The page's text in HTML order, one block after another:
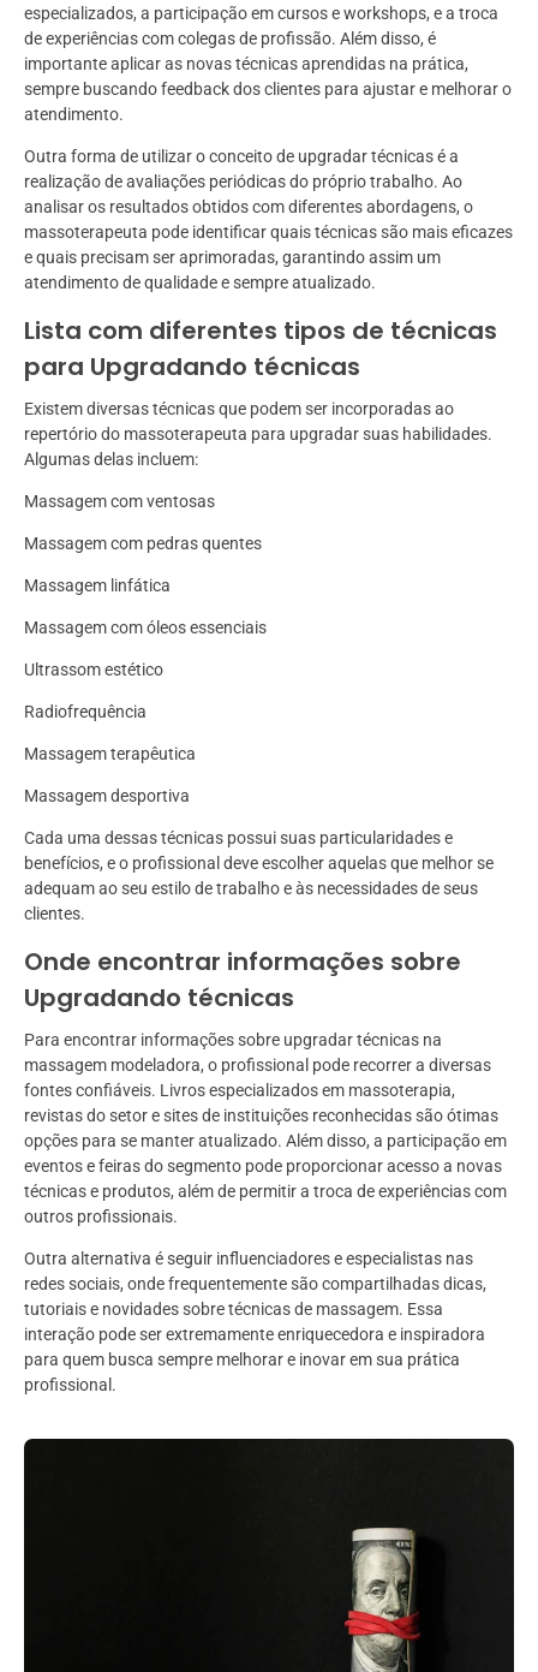
especializados, a participação em cursos e workshops, e a troca
de experiências com colegas de profissão. Além disso, é
importante aplicar as novas técnicas aprendidas na prática,
sempre buscando feedback dos clientes para ajustar e melhorar o
atendimento.
Outra forma de utilizar o conceito de upgradar técnicas é a
realização de avaliações periódicas do próprio trabalho. Ao
analisar os resultados obtidos com diferentes abordagens, o
massoterapeuta pode identificar quais técnicas são mais eficazes
e quais precisam ser aprimoradas, garantindo assim um
atendimento de qualidade e sempre atualizado.
Lista com diferentes tipos de técnicas
para Upgradando técnicas
Existem diversas técnicas que podem ser incorporadas ao
repertório do massoterapeuta para upgradar suas habilidades.
Algumas delas incluem:
Massagem com ventosas
Massagem com pedras quentes
Massagem linfática
Massagem com óleos essenciais
Ultrassom estético
Radiofrequência
Massagem terapêutica
Massagem desportiva
Cada uma dessas técnicas possui suas particularidades e
benefícios, e o profissional deve escolher aquelas que melhor se
adequam ao seu estilo de trabalho e às necessidades de seus
clientes.
Onde encontrar informações sobre
Upgradando técnicas
Para encontrar informações sobre upgradar técnicas na
massagem modeladora, o profissional pode recorrer a diversas
fontes confiáveis. Livros especializados em massoterapia,
revistas do setor e sites de instituições reconhecidas são ótimas
opções para se manter atualizado. Além disso, a participação em
eventos e feiras do segmento pode proporcionar acesso a novas
técnicas e produtos, além de permitir a troca de experiências com
outros profissionais.
Outra alternativa é seguir influenciadores e especialistas nas
redes sociais, onde frequentemente são compartilhadas dicas,
tutoriais e novidades sobre técnicas de massagem. Essa
interação pode ser extremamente enriquecedora e inspiradora
para quem busca sempre melhorar e inovar em sua prática
profissional.